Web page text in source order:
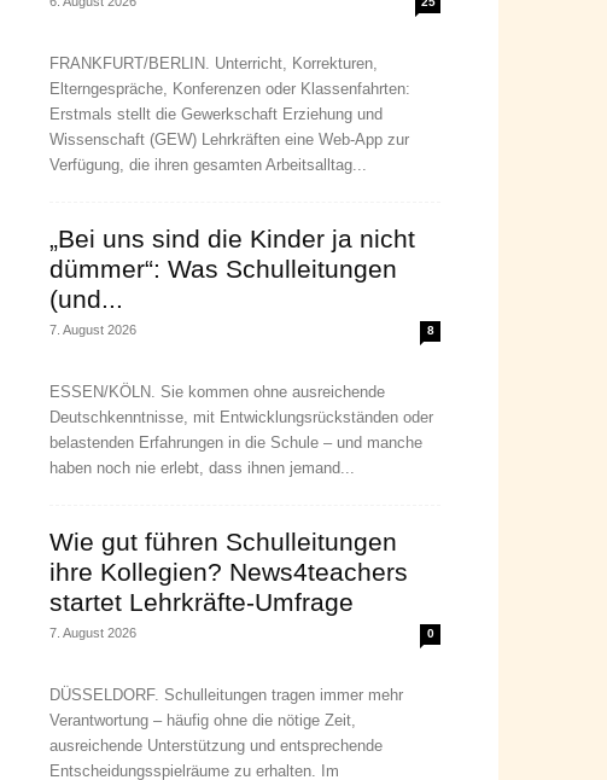
FRANKFURT/BERLIN. Unterricht, Korrekturen,
Elterngespräche, Konferenzen oder Klassenfahrten:
Erstmals stellt die Gewerkschaft Erziehung und
Wissenschaft (GEW) Lehrkräften eine Web-App zur
Verfügung, die ihren gesamten Arbeitsalltag...
„Bei uns sind die Kinder ja nicht
dümmer“: Was Schulleitungen
(und...
7. August 2026 8
ESSEN/KÖLN. Sie kommen ohne ausreichende
Deutschkenntnisse, mit Entwicklungsrückständen oder
belastenden Erfahrungen in die Schule – und manche
haben noch nie erlebt, dass ihnen jemand...
Wie gut führen Schulleitungen
ihre Kollegien? News4teachers
startet Lehrkräfte-Umfrage
7. August 2026 0
DÜSSELDORF. Schulleitungen tragen immer mehr
Verantwortung – häufig ohne die nötige Zeit,
ausreichende Unterstützung und entsprechende
Entscheidungsspielräume zu erhalten. Im